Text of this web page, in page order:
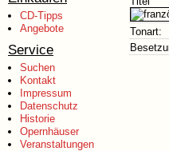
CD-Tipps
Angebote
Service
Suchen
Kontakt
Impressum
Datenschutz
Historie
Opernhäuser
Veranstaltungen
Tonart: